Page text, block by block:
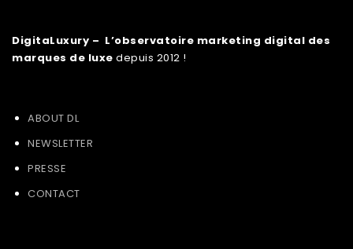
DigitaLuxury – L’observatoire marketing digital des
marques de luxe depuis 2012 !
ABOUT DL
NEWSLETTER
PRESSE
CONTACT